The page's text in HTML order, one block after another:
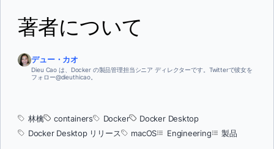
著者について
デュー・カオ
Dieu Cao は、Docker の製品管理担当シニア ディレクターです。Twitterで彼女を
フォロー@dieuthicao。
林檎 containers Docker
Docker Desktop
Docker Desktop リリース
macOS Engineering 製品